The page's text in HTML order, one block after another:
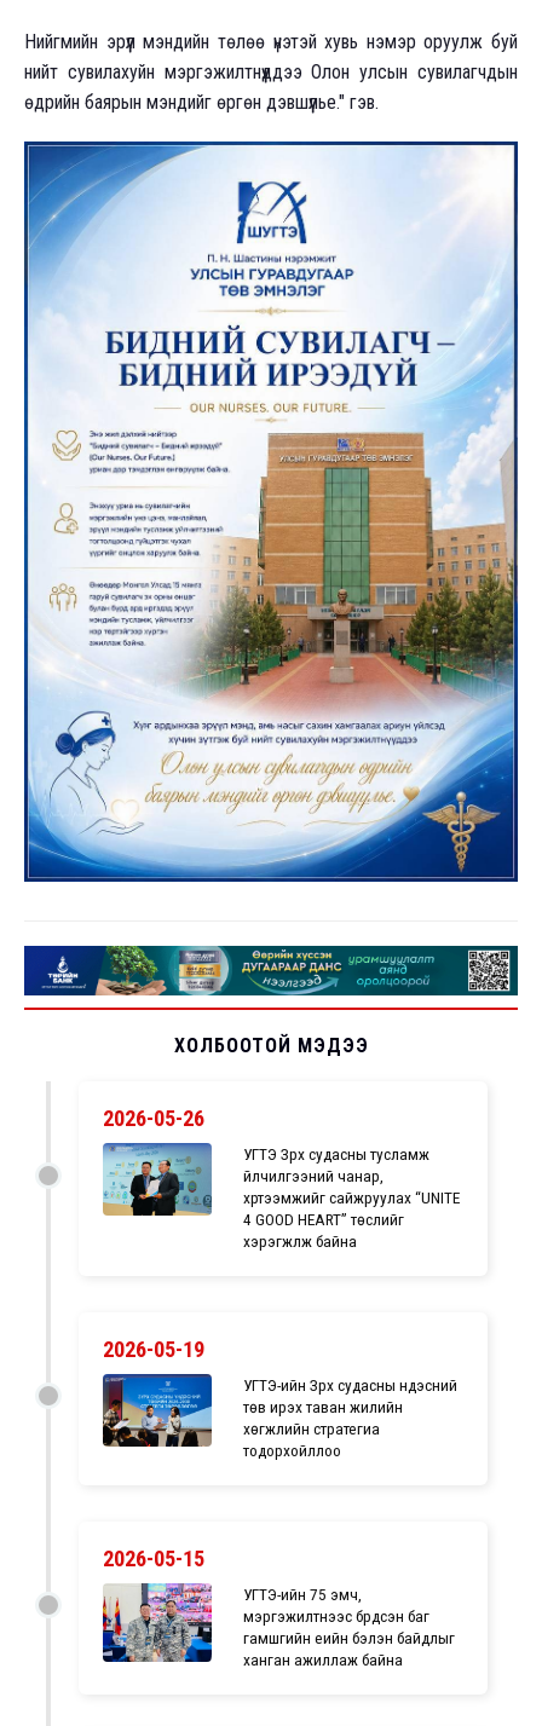
Нийгмийн эрүүл мэндийн төлөө үнэтэй хувь нэмэр оруулж буй
нийт сувилахуйн мэргэжилтнүүддээ Олон улсын сувилагчдын
өдрийн баярын мэндийг өргөн дэвшүүлье." гэв.
ХОЛБООТОЙ МЭДЭЭ
2026-05-26
УГТЭ Зүрх судасны тусламж
үйлчилгээний чанар,
хүртээмжийг сайжруулах “UNITE
4 GOOD HEART” төслийг
хэрэгжүүлж байна
2026-05-19
УГТЭ-ийн Зүрх судасны үндэсний
төв ирэх таван жилийн
хөгжлийн стратегиа
тодорхойллоо
2026-05-15
УГТЭ-ийн 75 эмч,
мэргэжилтнээс бүрдсэн баг
гамшгийн үеийн бэлэн байдлыг
ханган ажиллаж байна